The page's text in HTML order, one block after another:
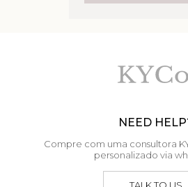
NEED
Compre com uma consultora
personalizado via